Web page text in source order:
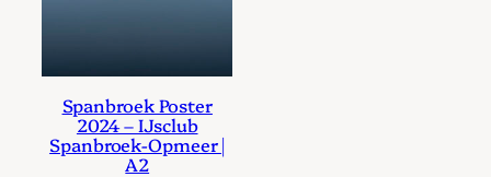
Spanbroek Poster
2024 – IJsclub
Spanbroek-Opmeer |
A2